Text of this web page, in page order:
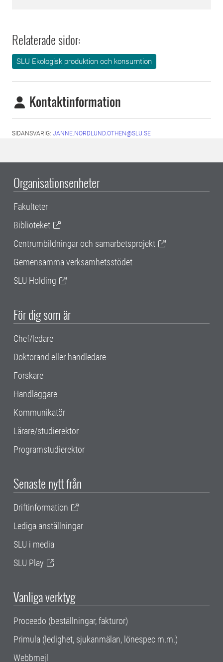
Relaterade sidor:
SLU Ekologisk produktion och konsumtion
Kontaktinformation
SIDANSVARIG: JANNE.NORDLUND.OTHEN@SLU.SE
Organisationsenheter
Fakulteter
Biblioteket
Centrumbildningar och samarbetsprojekt
Gemensamma verksamhetsstödet
SLU Holding
För dig som är
Chef/ledare
Doktorand eller handledare
Forskare
Handläggare
Kommunikatör
Lärare/studierektor
Programstudierektor
Senaste nytt från
Driftinformation
Lediga anställningar
SLU i media
SLU Play
Vanliga verktyg
Proceedo (beställningar, fakturor)
Primula (ledighet, sjukanmälan, lönespec m.m.)
Webbmejl